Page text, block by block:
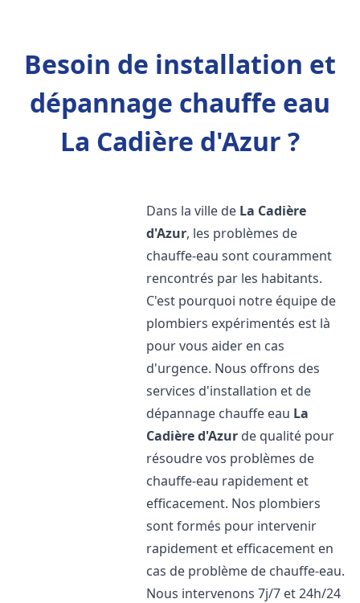
Besoin de installation et
dépannage chauffe eau
La Cadière d'Azur ?
Dans la ville de La Cadière
d'Azur, les problèmes de
chauffe-eau sont couramment
rencontrés par les habitants.
C'est pourquoi notre équipe de
plombiers expérimentés est là
pour vous aider en cas
d'urgence. Nous offrons des
services d'installation et de
dépannage chauffe eau La
Cadière d'Azur de qualité pour
résoudre vos problèmes de
chauffe-eau rapidement et
efficacement. Nos plombiers
sont formés pour intervenir
rapidement et efficacement en
cas de problème de chauffe-eau.
Nous intervenons 7j/7 et 24h/24